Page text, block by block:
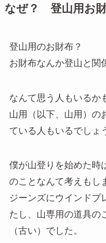
なぜ？ 登山用お
登山用のお財布？
お財布なんか登山と関
なんて思う人もいるか
山用（以下、山用）の
ている人もいるでしょ
僕が山登りを始めた時
のことなんて考えもし
ジーンズにウインドブ
たし、山専用の道具の
（古い）でした。